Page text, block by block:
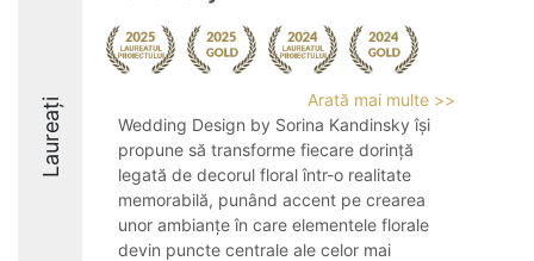
Laureați
Arată mai multe >>
Wedding Design by Sorina Kandinsky își
propune să transforme fiecare dorință
legată de decorul floral într-o realitate
memorabilă, punând accent pe crearea
unor ambianțe în care elementele florale
devin puncte centrale ale celor mai